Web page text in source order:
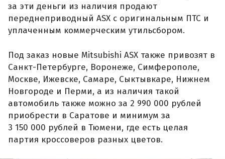
за эти деньги из наличия продают
переднеприводный ASX с оригинальным ПТС и
уплаченным коммерческим утильсбором.
Под заказ новые Mitsubishi ASX также привозят в
Санкт-Петербурге, Воронеже, Симферополе,
Москве, Ижевске, Самаре, Сыктывкаре, Нижнем
Новгороде и Перми, а из наличия такой
автомобиль также можно за 2 990 000 рублей
приобрести в Саратове и минимум за
3 150 000 рублей в Тюмени, где есть целая
партия кроссоверов разных цветов.